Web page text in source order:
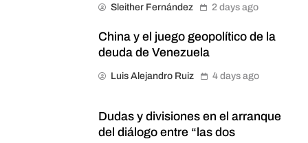
Sleither Fernández 2 days ago
China y el juego geopolítico de la
deuda de Venezuela
Luis Alejandro Ruiz 4 days ago
Dudas y divisiones en el arranque
del diálogo entre “las dos